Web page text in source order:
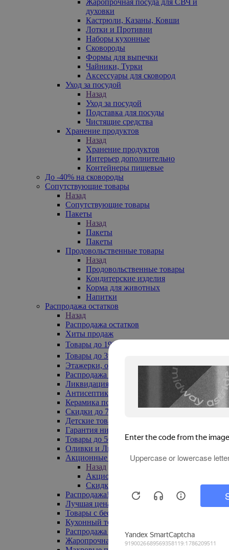
духовки
Кастрюли, Казаны, Ковши
Лотки и Противни
Наборы кухонные
Сковороды
Формы для выпечки
Чайники, Турки
Аксессуары для сковород
Уход за посудой
Назад
Уход за посудой
Подставка для посуды
Чистящие средства
Хранение продуктов
Назад
Хранение продуктов
Интерьер дополнительно
Контейнеры пищевые
До -40% на сковороды
Сопутствующие товары
Назад
Сопутствующие товары
Пакеты
Назад
Пакеты
Пакеты
Продовольственные товары
Назад
Продовольственные товары
Кондитерские изделия
Корма для животных
Напитки
Распродажа остатков
Назад
Распродажа остатков
Хиты продаж
Товары до 199₽
Товары до 399₽
Этажерки, обувницы
Распродажа текстиля до -50%
Ликвидация до -70%
Антисептики
Керамика по 129 руб
Скидки до 70%
Детские товары
Гарантия низкой цены
Товары до 500 руб
Оливки и Лимоны
Акционные товары
Назад
Акционные товары
Скидка 20% по промокоду
Распродажа! Ульяновск до -70%
Лучшая цена
Товары с бесплатной доставкой
Кухонный текстиль
Распродажа до -50%
Жаропрочная посуда